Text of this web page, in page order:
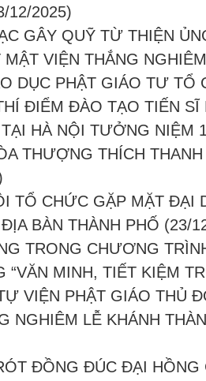
12/2025)
GÂY QUỸ TỪ THIỆN
VIỆN THẮNG NGHIÊM
DỤC PHẬT GIÁO TƯ TỔ
ĐIỂM ĐÀO TẠO TIẾN SĨ
HÀ NỘI TƯỞNG NIỆM
THƯỢNG THÍCH
TỔ CHỨC GẶP MẶT ĐẠI
BÀN THÀNH PHỐ (23/
TRONG CHƯƠNG
“VĂN MINH, TIẾT KIỆM
VIỆN PHẬT GIÁO THỦ
NGHIÊM LỄ KHÁNH
ĐỒNG ĐÚC ĐẠI HỒNG